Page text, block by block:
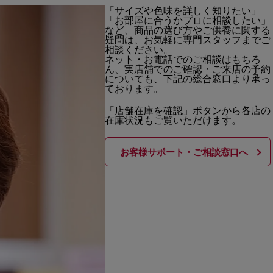
「サイズや色味を詳しく知りたい」
「お部屋に合うかプロに相談したい」
など、商品の選び方やご供養に関する
疑問は、お気軽に専門スタッフまでご
相談ください。
ネット・お電話でのご相談はもちろ
ん、実店舗でのご確認・ご来店の予約
についても、下記の総合窓口より承っ
ております。
「店舗在庫を確認」ボタンから各店の
在庫状況もご覧いただけます。
お客様サポート・ご相談窓口へ